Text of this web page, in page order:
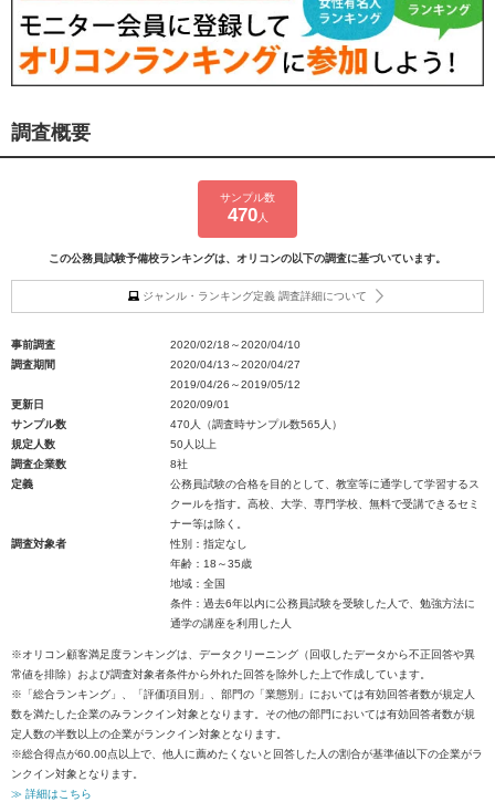
調査概要
サンプル数
470人
この公務員試験予備校ランキングは、オリコンの以下の調査に基づいています。
ジャンル・ランキング定義 調査詳細について
事前調査
2020/02/18～2020/04/10
調査期間
2020/04/13～2020/04/27
2019/04/26～2019/05/12
更新日
2020/09/01
サンプル数
470人（調査時サンプル数565人）
規定人数
50人以上
調査企業数
8社
定義
公務員試験の合格を目的として、教室等に通学して学習するス
クールを指す。高校、大学、専門学校、無料で受講できるセミ
ナー等は除く。
調査対象者
性別：指定なし
年齢：18～35歳
地域：全国
条件：過去6年以内に公務員試験を受験した人で、勉強方法に
通学の講座を利用した人
※オリコン顧客満足度ランキングは、データクリーニング（回収したデータから不正回答や異
常値を排除）および調査対象者条件から外れた回答を除外した上で作成しています。
※「総合ランキング」、「評価項目別」、部門の「業態別」においては有効回答者数が規定人
数を満たした企業のみランクイン対象となります。その他の部門においては有効回答者数が規
定人数の半数以上の企業がランクイン対象となります。
※総合得点が60.00点以上で、他人に薦めたくないと回答した人の割合が基準値以下の企業がラ
ンクイン対象となります。
≫ 詳細はこちら